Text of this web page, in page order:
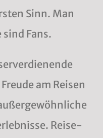
Sinn. Man
Fans.
am Reisen
Reise-